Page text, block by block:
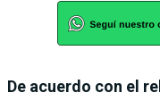
De acuerdo con el